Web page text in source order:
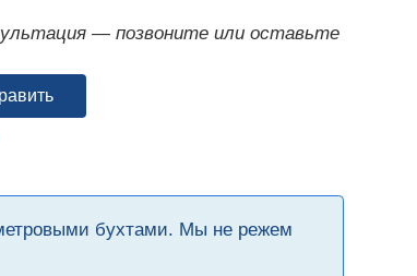
— позвоните или оставьте
бухтами. Мы не режем